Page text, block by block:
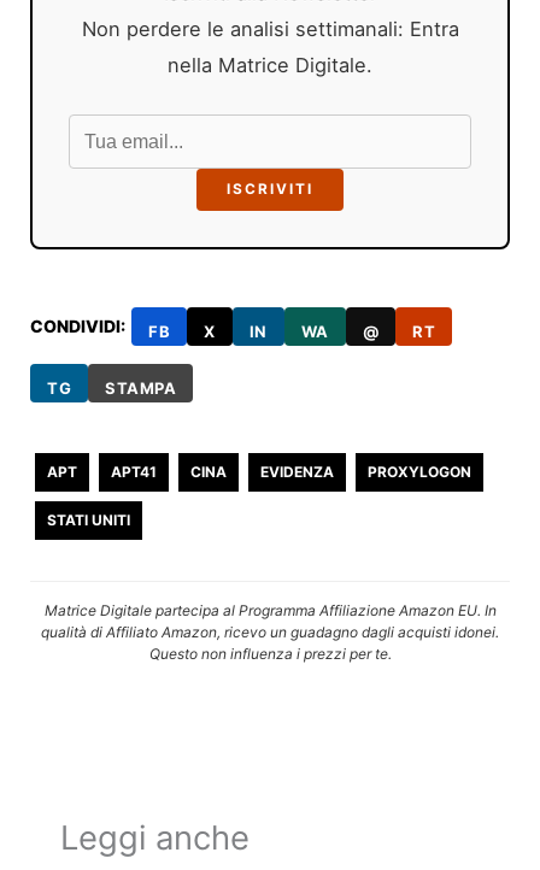
Non perdere le analisi settimanali: Entra
nella Matrice Digitale.
ISCRIVITI
CONDIVIDI: FB X IN WA @ RT
TG STAMPA
APT APT41 CINA EVIDENZA PROXYLOGON
STATI UNITI
Matrice Digitale partecipa al Programma Affiliazione Amazon EU. In
qualità di Affiliato Amazon, ricevo un guadagno dagli acquisti idonei.
Questo non influenza i prezzi per te.
Leggi anche